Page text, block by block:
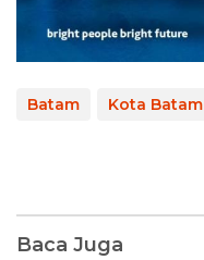
Batam Kota Batam
Baca Juga